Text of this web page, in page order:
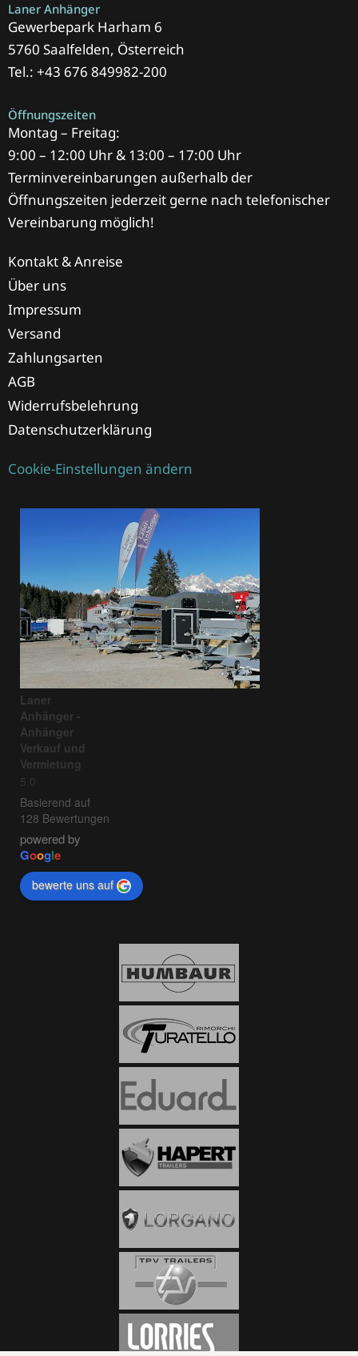
Laner Anhänger
Gewerbepark Harham 6
5760 Saalfelden, Österreich
Tel.: +43 676 849982-200
Öffnungszeiten
Montag – Freitag:
9:00 – 12:00 Uhr & 13:00 – 17:00 Uhr
Terminvereinbarungen außerhalb der
Öffnungszeiten jederzeit gerne nach telefonischer
Vereinbarung möglich!
Kontakt & Anreise
Über uns
Impressum
Versand
Zahlungsarten
AGB
Widerrufsbelehrung
Datenschutzerklärung
Cookie-Einstellungen ändern
Laner
Anhänger -
Anhänger
Verkauf und
Vermietung
5.0
Basierend auf
128 Bewertungen
powered by
Google
bewerte uns auf